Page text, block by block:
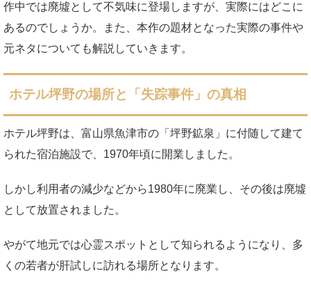
作中では廃墟として不気味に登場しますが、実際にはどこに
あるのでしょうか。また、本作の題材となった実際の事件や
元ネタについても解説していきます。
ホテル坪野の場所と「失踪事件」の真相
ホテル坪野は、富山県魚津市の「坪野鉱泉」に付随して建て
られた宿泊施設で、1970年頃に開業しました。
しかし利用者の減少などから1980年に廃業し、その後は廃墟
として放置されました。
やがて地元では心霊スポットとして知られるようになり、多
くの若者が肝試しに訪れる場所となります。